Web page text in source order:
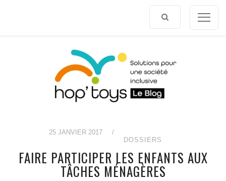
25 JANVIER 2017
/
DOSSIERS
FAIRE PARTICIPER LES ENFANTS AUX
TÂCHES MÉNAGÈRES